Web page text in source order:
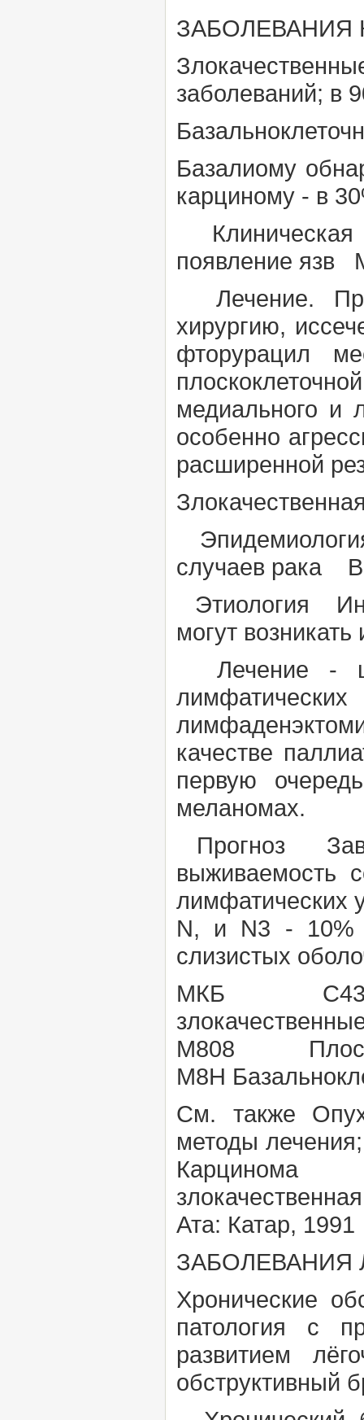
ЗАБОЛЕВАНИЯ
заболеваний; в
Базалиому
карциному - в
появление язв
Лечение.
хирургию,
фторурацил
медиального и
особенно
расширенной
случаев рака В
Этиология
могут возникать
Лечение -
качестве
первую
меланомах.
Прогноз
выживаемость
лимфатических
N, и N3 - 10%
слизистых
МКБ С43
М808
М8Н
См. также
методы
Ата: Катар, 1991
ЗАБОЛЕВАНИЯ
Хронические
патология с
развитием
обструктивный